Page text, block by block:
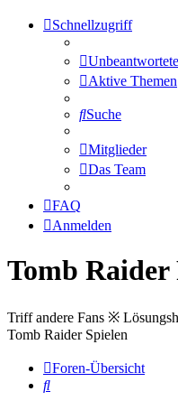
Schnellzugriff
Aktive Themen
Suche
Mitglieder
Das Team
FAQ
Anmelden
Tomb
Triff andere Fans ※
Tomb Raider Spielen
Foren-Übersicht
Suche